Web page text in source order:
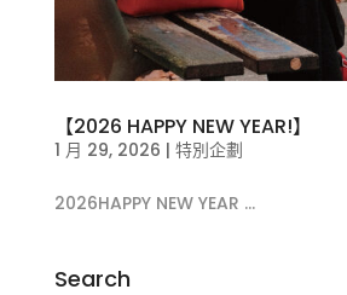
【2026 HAPPY NEW YEAR!】
1 月 29, 2026 | 特別企劃
2026HAPPY NEW YEAR ...
Search